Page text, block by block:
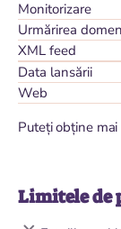
Monitorizare
Urmărirea
XML feed
Data lansării
Web
Puteți obține
Limitele de